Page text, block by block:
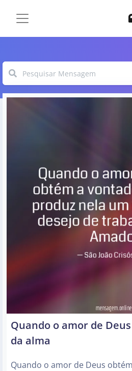
Quando o amor de
da alma
Quando o amor de Deus